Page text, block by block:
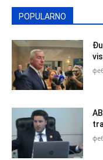
POPULARNO